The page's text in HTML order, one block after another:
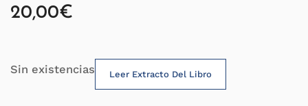
20,00€
Sin existencias Leer Extracto Del Libro